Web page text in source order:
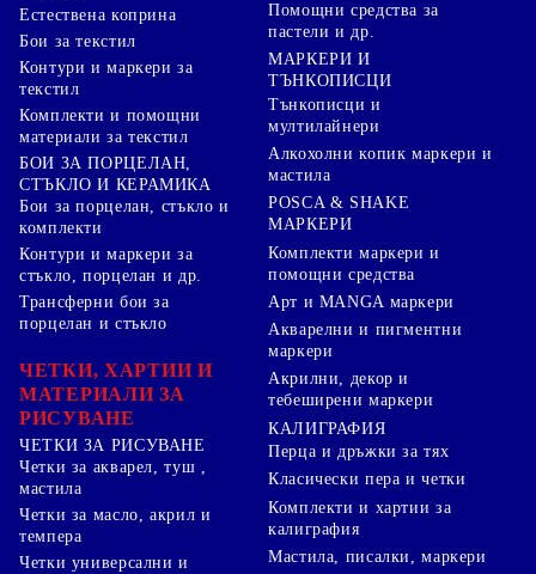
Естествена коприна
Бои за текстил
Контури и маркери за
текстил
Комплекти и помощни
материали за текстил
БОИ ЗА ПОРЦЕЛАН,
СТЪКЛО И КЕРАМИКА
Бои за порцелан, стъкло и
комплекти
Контури и маркери за
стъкло, порцелан и др.
Трансферни бои за
порцелан и стъкло
ЧЕТКИ, ХАРТИИ И
МАТЕРИАЛИ ЗА
РИСУВАНЕ
ЧЕТКИ ЗА РИСУВАНЕ
Четки за акварел, туш ,
мастила
Четки за масло, акрил и
темпера
Четки универсални и
Помощни средства за
пастели и др.
МАРКЕРИ И
ТЪНКОПИСЦИ
Тънкописци и
мултилайнери
Алкохолни копик маркери и
мастила
POSCA & SHAKE
МАРКЕРИ
Комплекти маркери и
помощни средства
Арт и MANGA маркери
Акварелни и пигментни
маркери
Акрилни, декор и
тебеширени маркери
КАЛИГРАФИЯ
Перца и дръжки за тях
Класически пера и четки
Комплекти и хартии за
калиграфия
Мастила, писалки, маркери